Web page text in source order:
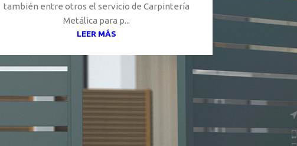
también entre otros el servicio de Carpintería
Metálica para p...
LEER MÁS